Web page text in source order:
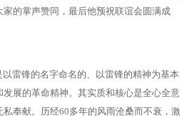
的掌声赞同，最后他预祝联谊会圆满成
以雷锋的名字命名的、以雷锋的精神为基本
展的革命精神。其实质和核心是全心全意
奉献。历经60多年的风雨沧桑而不衰，激